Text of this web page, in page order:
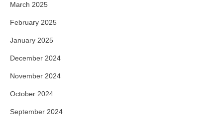
March 2025
February 2025
January 2025
December 2024
November 2024
October 2024
September 2024